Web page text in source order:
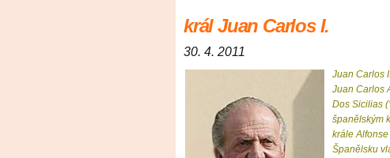
král Juan Carlos I.
30. 4. 2011
Juan Carlos
Juan Carlos
Dos Sicilias
španělským
krále
Španělsku